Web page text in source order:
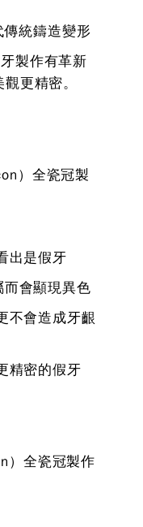
統鑄造變形
製作有革新
更精密。
）全瓷冠製
出是假牙
會顯現異色
不會造成牙齦
精密的假牙
）全瓷冠製作